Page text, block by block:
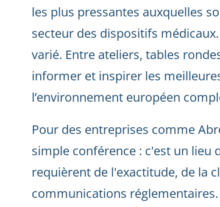
les plus pressantes auxquelles
secteur des dispositifs
varié. Entre ateliers, tables
informer et inspirer les
l’environnement européen
Pour des entreprises comme
simple conférence : c'est un lieu
requièrent de l'exactitude, de la
communications réglementaires.